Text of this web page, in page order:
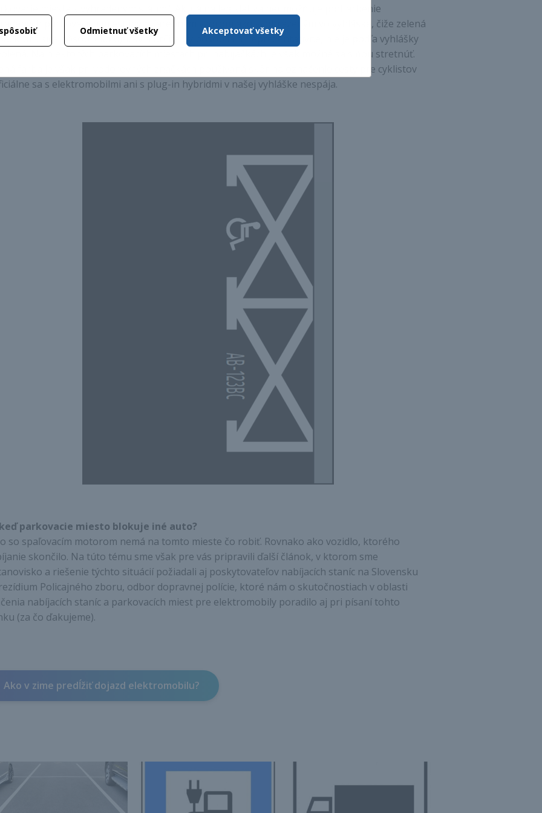
miesta s vyhradeným státím“. Aktuálna legislatíva neumožňuje podfarbenie
parkovacích miest iným farebným vzorom ako vyobrazeným vo vyhláške, čiže zelená
ktorá síce pôsobí ekologicky a určite by pôsobila aj reprezentatívne, nie je podľa vyhlášky
Na niektorých parkovacích miestach pri nabíjačkách je však možné sa s ňou stretnúť.
farba je však pri vodorovných značkách používaná skôr na označenie cesty pre cyklistov
sa s elektromobilmi ani s plug-in hybridmi v našej vyhláške nespája.
parkovacie miesto blokuje iné auto?
so spaľovacím motorom nemá na tomto mieste čo robiť. Rovnako ako vozidlo, ktorého
skončilo. Na túto tému sme však pre vás pripravili ďalší článok, v ktorom sme
a riešenie týchto situácií požiadali aj poskytovateľov nabíjacích staníc na Slovensku
Policajného zboru, odbor dopravnej polície, ktoré nám o skutočnostiach v oblasti
nabíjacích staníc a parkovacích miest pre elektromobily poradilo aj pri písaní tohto
(za čo ďakujeme).
Ako v zime predĺžiť dojazd elektromobilu?
Odmietnuť všetky Akceptovať všetky